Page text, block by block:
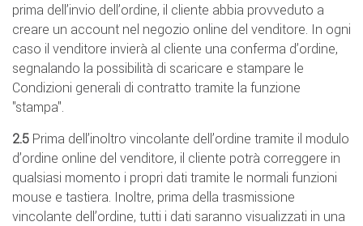
prima dell’invio dell’ordine, il cliente abbia provveduto a
creare un account nel negozio online del venditore. In ogni
caso il venditore invierà al cliente una conferma d’ordine,
segnalando la possibilità di scaricare e stampare le
Condizioni generali di contratto tramite la funzione
"stampa".
2.5 Prima dell’inoltro vincolante dell’ordine tramite il modulo
d’ordine online del venditore, il cliente potrà correggere in
qualsiasi momento i propri dati tramite le normali funzioni
mouse e tastiera. Inoltre, prima della trasmissione
vincolante dell’ordine, tutti i dati saranno visualizzati in una